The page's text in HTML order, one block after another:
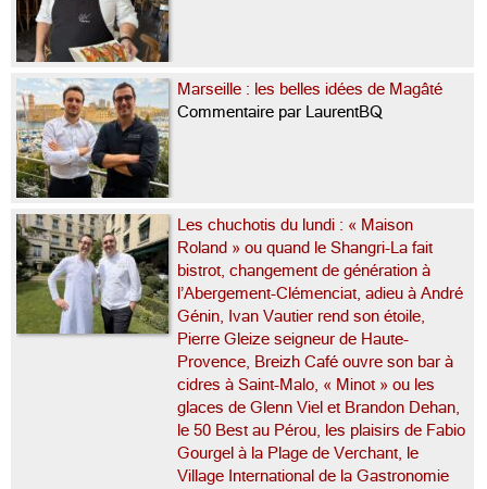
Marseille : les belles idées de Magâté
Commentaire par LaurentBQ
Les chuchotis du lundi : « Maison
Roland » ou quand le Shangri-La fait
bistrot, changement de génération à
l’Abergement-Clémenciat, adieu à André
Génin, Ivan Vautier rend son étoile,
Pierre Gleize seigneur de Haute-
Provence, Breizh Café ouvre son bar à
cidres à Saint-Malo, « Minot » ou les
glaces de Glenn Viel et Brandon Dehan,
le 50 Best au Pérou, les plaisirs de Fabio
Gourgel à la Plage de Verchant, le
Village International de la Gastronomie